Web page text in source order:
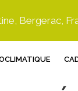
Bergerac,